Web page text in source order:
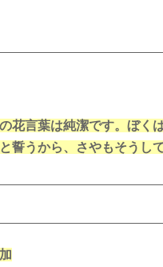
花言葉は純潔です。ぼく
誓うから、さやもそうし